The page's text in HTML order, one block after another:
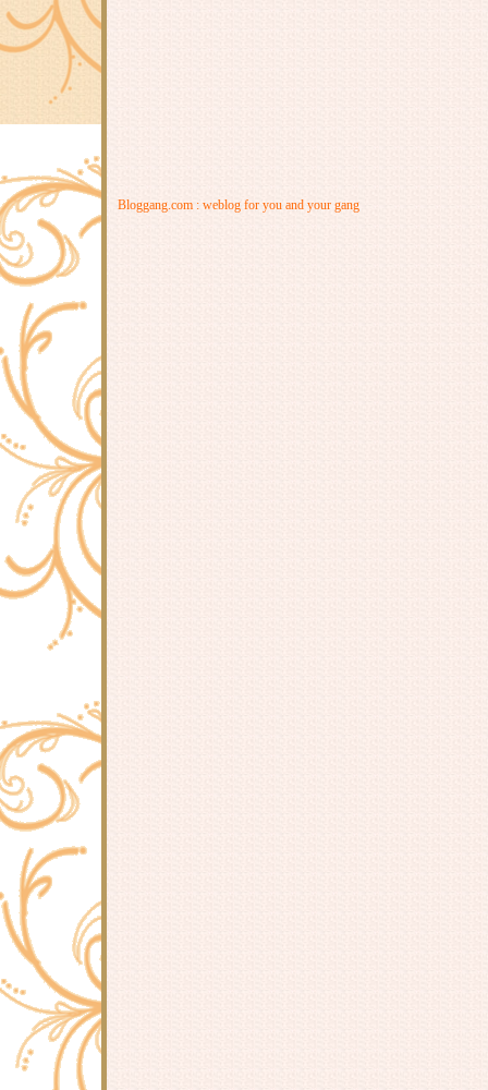
Bloggang.com : weblog for you and your gang